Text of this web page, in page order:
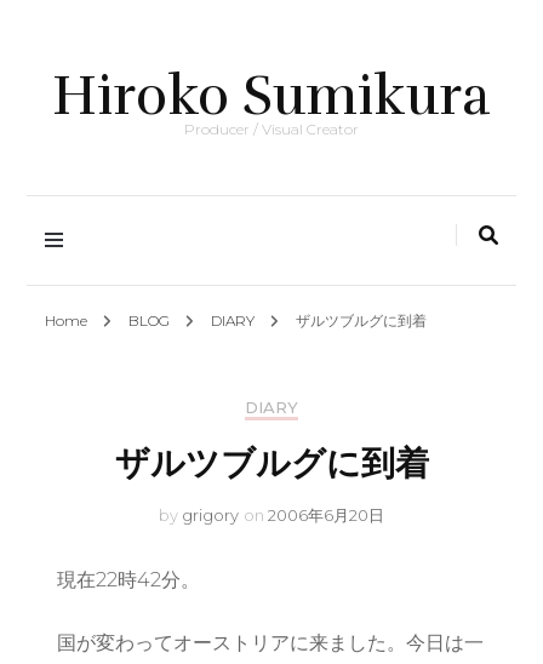
Hiroko Sumikura
Producer / Visual Creator
Home BLOG DIARY ザルツブルグに到着
DIARY
ザルツブルグに到着
by grigory on 2006年6月20日
現在22時42分。
国が変わってオーストリアに来ました。今日は一